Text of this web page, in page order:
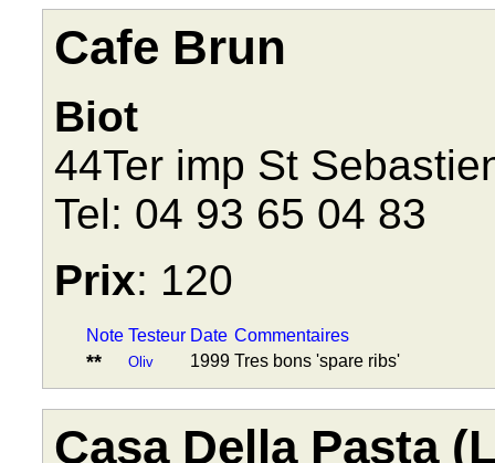
Cafe Brun
Biot
44Ter imp St
Tel: 04 93 65 04 83
Prix: 120
Note Testeur Date Commentaires
** Oliv 1999 Tres bons 'spare ribs'
Casa Della Pasta